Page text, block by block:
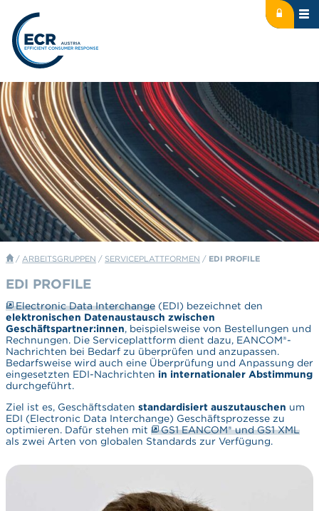
Logo: ECR Austria Icon:
/ ARBEITSGRUPPEN / SERVICEPLATTFORMEN / EDI PROFILE
EDI PROFILE
Electronic Data Interchange(EDI) bezeichnet den
elektronischen Datenaustausch zwischen
Geschäftspartner:innen, beispielsweise von Bestellungen und
Rechnungen. Die Serviceplattform dient dazu, EANCOM®-
Nachrichten bei Bedarf zu überprüfen und anzupassen.
Bedarfsweise wird auch eine Überprüfung und Anpassung der
eingesetzten EDI-Nachrichten in internationaler Abstimmung
durchgeführt.
Ziel ist es, Geschäftsdaten standardisiert auszutauschen um
EDI (Electronic Data Interchange) Geschäftsprozesse zu
optimieren. Dafür stehen mit
GS1 EANCOM® und GS1 XML
als zwei Arten von globalen Standards zur Verfügung.